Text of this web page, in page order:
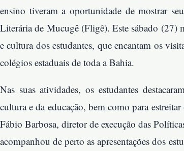
ensino tiveram a oportunidade de mostrar
Literária de Mucugê (Fligê). Este sábado (27)
e cultura dos estudantes, que encantam os
colégios estaduais de toda a Bahia.
Nas suas atividades, os estudantes
cultura e da educação, bem como para
Fábio Barbosa, diretor de execução das
acompanhou de perto as apresentações dos